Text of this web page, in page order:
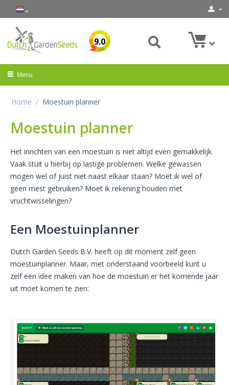
9.0
Menu
Home / Moestuin planner
Moestuin planner
Het inrichten van een moestuin is niet altijd even gemakkelijk.
Vaak stuit u hierbij op lastige problemen. Welke gewassen
mogen wel of juist niet naast elkaar staan? Moet ik wel of
geen mest gebruiken? Moet ik rekening houden met
vruchtwisselingen?
Een Moestuinplanner
Dutch Garden Seeds B.V. heeft op dit moment zelf geen
moestuinplanner. Maar, met onderstaand voorbeeld kunt u
zelf een idee maken van hoe de moestuin er het komende jaar
uit moet komen te zien: